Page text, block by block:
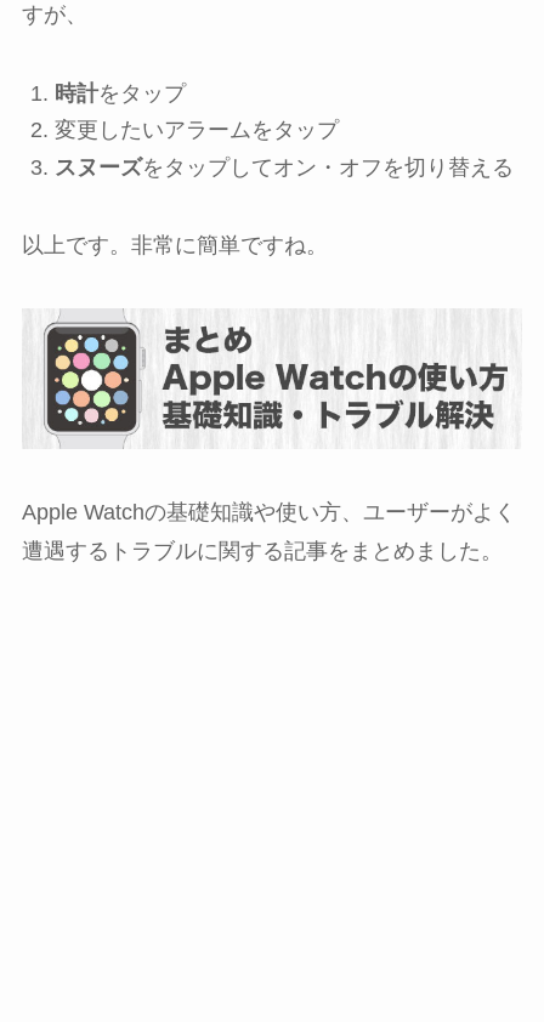
すが、
時計をタップ
変更したいアラームをタップ
スヌーズをタップしてオン ・ オフ を切り替える
以上です。非常に簡単ですね。
Apple Watchの基礎知識や使い方、ユーザーがよく
遭遇するトラブルに関する記事をまとめました。